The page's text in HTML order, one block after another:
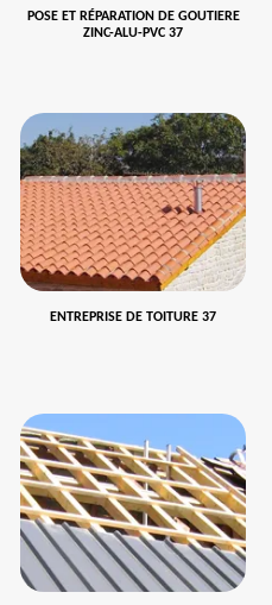
POSE ET RÉPARATION DE GOUTIERE
ZINC-ALU-PVC 37
ENTREPRISE DE TOITURE 37